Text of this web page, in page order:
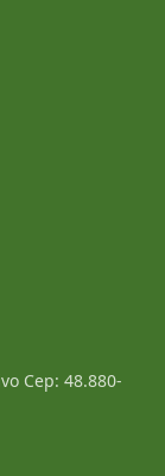
Cep: 48.880-